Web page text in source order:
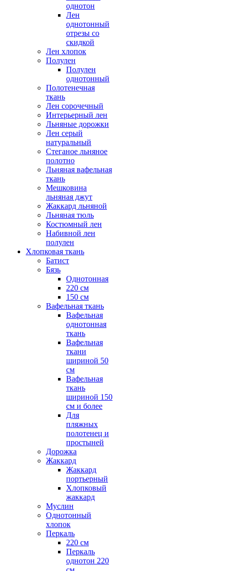
однотон
Лен
однотонный
отрезы со
скидкой
Лен хлопок
Полулен
Полулен
однотонный
Полотенечная
ткань
Лен сорочечный
Интерьерный лен
Льняные дорожки
Лен серый
натуральный
Стеганое льняное
полотно
Льняная вафельная
ткань
Мешковина
льняная джут
Жаккард льняной
Льняная тюль
Костюмный лен
Набивной лен
полулен
Хлопковая ткань
Батист
Бязь
Однотонная
220 см
150 см
Вафельная ткань
Вафельная
однотонная
ткань
Вафельная
ткани
шириной 50
см
Вафельная
ткань
шириной 150
см и более
Для
пляжных
полотенец и
простыней
Дорожка
Жаккард
Жаккард
портьерный
Хлопковый
жаккард
Муслин
Однотонный
хлопок
Перкаль
220 см
Перкаль
однотон 220